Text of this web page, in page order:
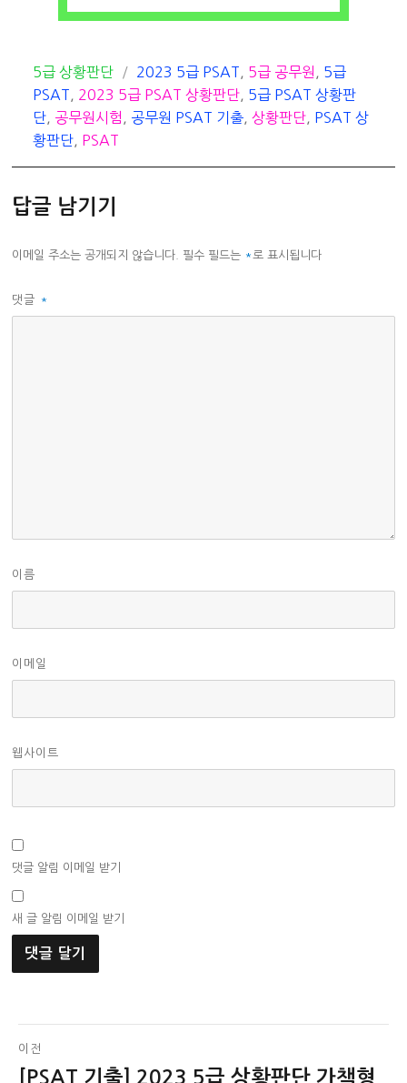
카
테
고
리
5급 상황판단
태
그
2023 5급 PSAT 5급 공무원
5급
PSAT
2023 5급 PSAT 상황판단
5급 PSAT 상황판
단
공무원시험 공무원 PSAT 기출 ,상황판단
PSAT 상
황판단
PSAT
답글 남기기
이메일 주소는 공개되지 않습니다. 필수 필드는 * 로 표시됩니다
댓글 *
이름
이메일
웹사이트
댓글 알림 이메일 받기
새 글 알림 이메일 받기
글
이전
이[PSAT 기출] 2023 5급 상황판단 가책형